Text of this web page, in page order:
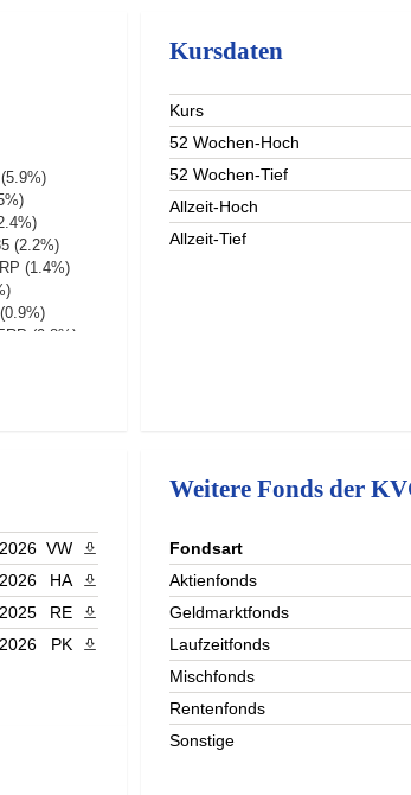
(2.2%)
(1.4%)
(0.8%)
(0.8%)
Kursdaten
Kurs
52 Wochen-Hoch
52 Wochen-Tief
Allzeit-Hoch
Allzeit-Tief
VW
PDF herunterladen
HA
PDF herunterladen
RE
PDF herunterladen
PK PDF herunterladen
Weitere Fonds der
Fondsart
Aktienfonds
Geldmarktfonds
Laufzeitfonds
Mischfonds
Rentenfonds
Sonstige